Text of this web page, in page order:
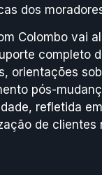
dos
Colombo vai
completo
orientações
pós-
refletida
de clientes